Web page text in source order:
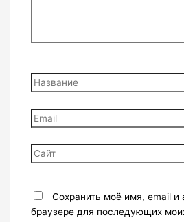
Название
Email
Сайт
Сохранить моё имя, email и
браузере для последующих